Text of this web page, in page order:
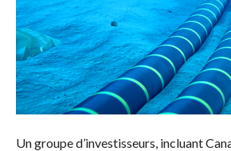
Un groupe d’investisseurs, incluant